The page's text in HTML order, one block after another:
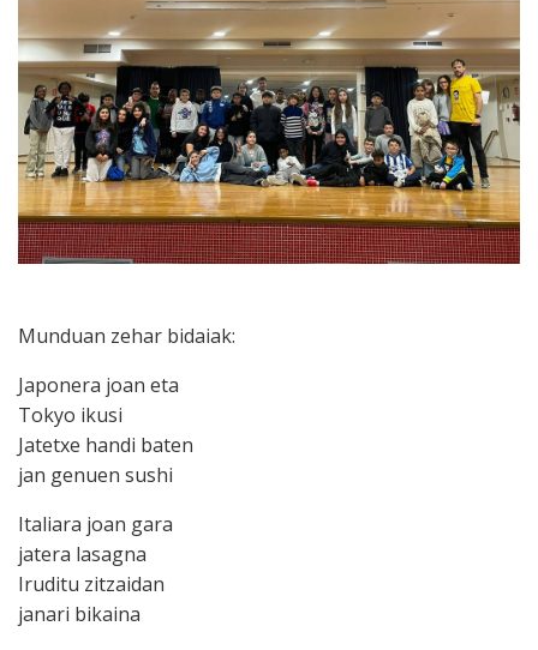
Munduan zehar bidaiak:
Japonera joan eta
Tokyo ikusi
Jatetxe handi baten
jan genuen sushi
Italiara joan gara
jatera lasagna
Iruditu zitzaidan
janari bikaina